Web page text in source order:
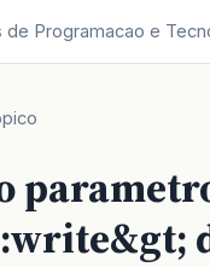
de Programacao e